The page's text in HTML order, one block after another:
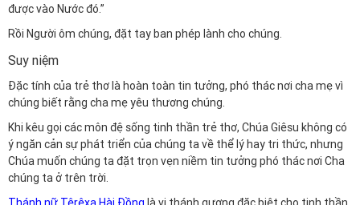
được vào Nước đó.”
Rồi Người ôm chúng, đặt tay ban phép lành cho chúng.
Suy niệm
Đặc tính của trẻ thơ là hoàn toàn tin tưởng, phó thác nơi cha mẹ vì
chúng biết rằng cha mẹ yêu thương chúng.
Khi kêu gọi các môn đệ sống tinh thần trẻ thơ, Chúa Giêsu không có
ý ngăn cản sự phát triển của chúng ta về thể lý hay tri thức, nhưng
Chúa muốn chúng ta đặt trọn vẹn niềm tin tưởng phó thác nơi Cha
chúng ta ở trên trời.